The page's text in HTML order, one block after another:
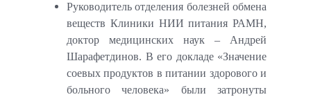
Руководитель отделения болезней обмена
веществ Клиники НИИ питания РАМН,
доктор медицинских наук – Андрей
Шарафетдинов. В его докладе «Значение
соевых продуктов в питании здорового и
больного человека» были затронуты